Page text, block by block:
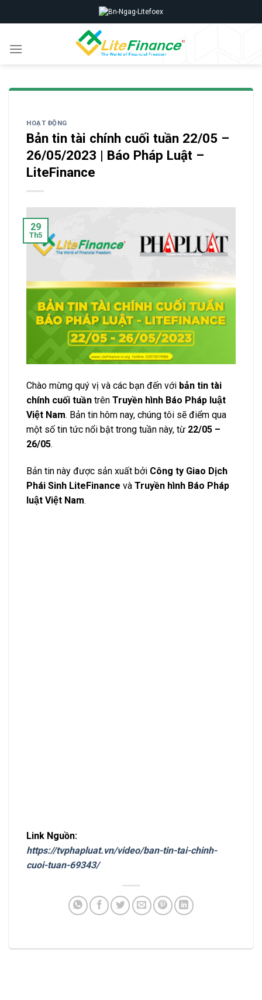
to
HOẠT ĐỘNG
Bản tin tài chính cuối tuần 22/05 –
26/05/2023 | Báo Pháp Luật –
LiteFinance
29
Th5
Chào mừng quý vị và các bạn đến với bản tin tài
chính cuối tuần trên Truyền hình Báo Pháp luật
Việt Nam. Bản tin hôm nay, chúng tôi sẽ điểm qua
một số tin tức nổi bật trong tuần này, từ 22/05 –
26/05.
Bản tin này được sản xuất bởi Công ty Giao Dịch
Phái Sinh LiteFinance và Truyền hình Báo Pháp
luật Việt Nam.
Link Nguồn:
https://tvphapluat.vn/video/ban-tin-tai-chinh-
cuoi-tuan-69343/